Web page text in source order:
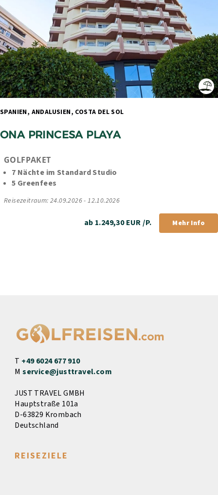
ONA PRINCESA PLAYA
GOLFPAKET
7 Nächte im Standard Studio
5 Greenfees
Reisezeitraum: 24.09.2026 - 12.10.2026
ab 1.249,30 EUR /P. Mehr Info
T +49 6024 677 910
Mservice@justtravel.com
JUST TRAVEL GMBH
Hauptstraße 101a
D-63829 Krombach
Deutschland
REISEZIELE